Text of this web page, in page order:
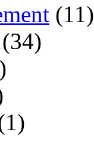
(11)
(34)